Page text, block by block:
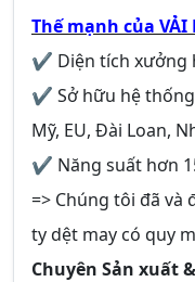
Thế mạnh của VẢI
✔ Diện tích xưởng
✔ Sở hữu hệ
Mỹ, EU, Đài Loan,
✔ Năng suất hơn
=> Chúng tôi đã và
ty dệt may có quy
Chuyên Sản xuất